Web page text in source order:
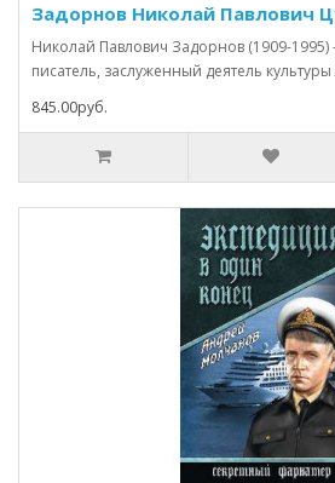
Задорнов Николай Павлович
Николай Павлович Задорнов (1909-1995)
писатель, заслуженный деятель культуры
845.00руб.